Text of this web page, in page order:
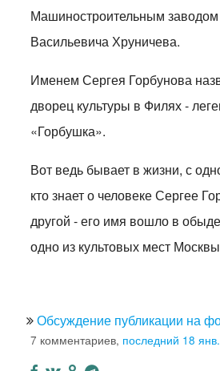
Машиностроительным
Васильевича Хруничева.
Именем Сергея Горбунова
дворец культуры в Филях -
«Горбушка».
Вот ведь бывает в жизни, с
кто знает о человеке Сергее
другой - его имя вошло в
одно из культовых мест
Обсуждение публикации на
7 комментариев, последний 18